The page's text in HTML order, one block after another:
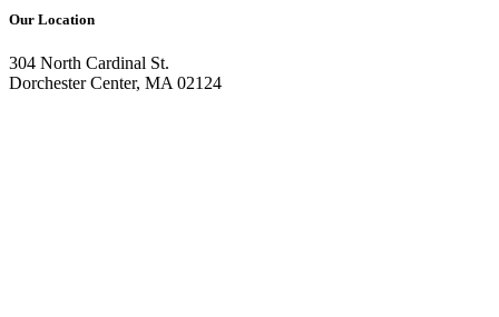
Our Location
304 North Cardinal St.
Dorchester Center, MA 02124